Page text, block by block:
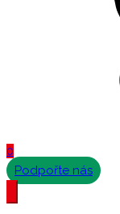
0
Podpořte nás